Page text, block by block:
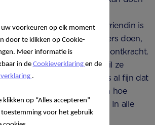
zo goed mogelijk te
samengevat: je vrouw of vriendin is
bevalling. Zij moet het immers doen,
en voorkom dat je haar ontkracht.
word je afgesnauwd, of wil ze
zoveel mogelijk rust. Het is al fijn dat
vrouw of vriendin ook weten hoe
en dat je trots op haar bent. In alle
ze dat nog wel eens.
voorkeuren op elk moment
door te klikken op Cookie-
Meer informatie is
in de Cookieverklaring en de
.
klikken op “Alles accepteren”
toestemming voor het gebruik